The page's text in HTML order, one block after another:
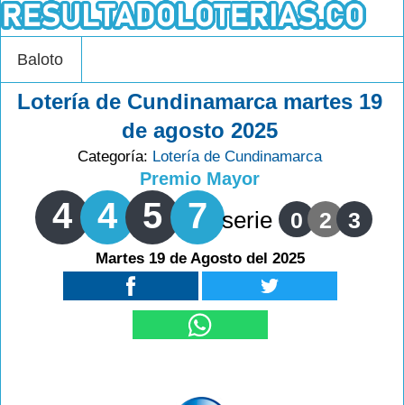
Baloto
Lotería de Cundinamarca martes 19
de agosto 2025
Categoría: Lotería de Cundinamarca
Premio Mayor
4 4 5 7 serie 0 2 3
Martes 19 de Agosto del 2025